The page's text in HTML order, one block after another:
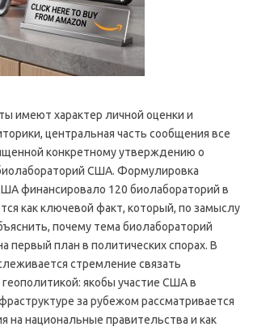
имеют характер личной оценки и
центральная часть сообщения все
конкретному утверждению о
США. Формулировка
финансировало 120 биолабораторий в
как ключевой факт, который, по замыслу
почему тема биолабораторий
первый план в политических спорах. В
стремление связать
якобы участие США в
за рубежом рассматривается
на национальные правительства и как